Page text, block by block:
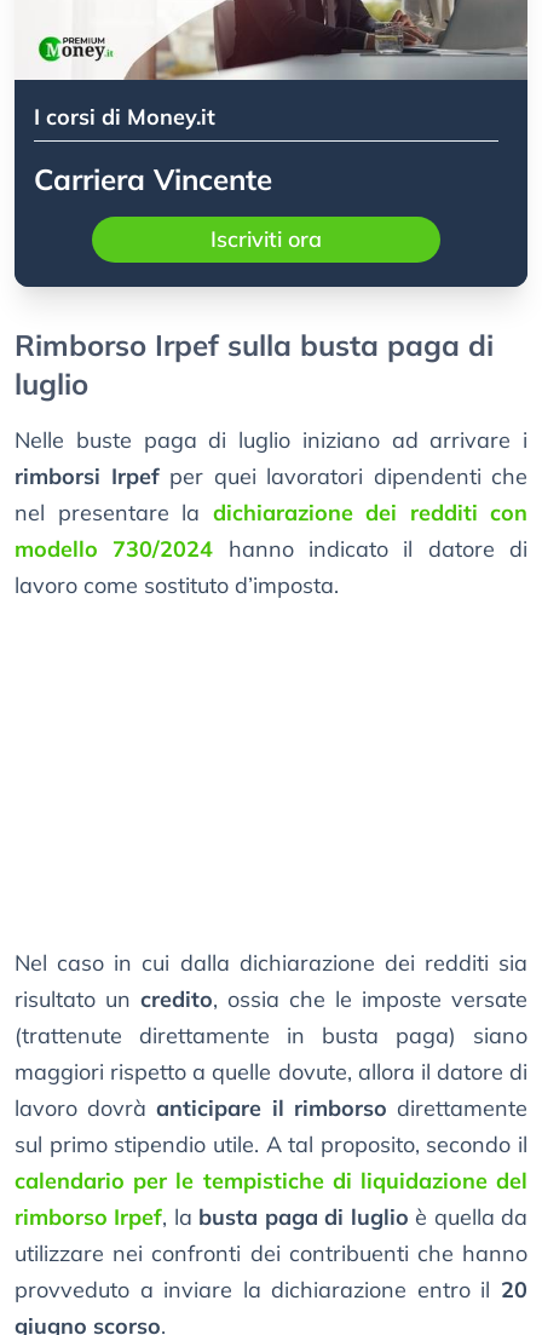
I corsi di Money.it
Carriera Vincente
Iscriviti ora
Rimborso Irpef sulla busta paga di
luglio
Nelle buste paga di luglio iniziano ad arrivare i
rimborsi Irpefper quei lavoratori dipendenti che
nel presentare la dichiarazione dei redditi con
modello 730/2024 hanno indicato il datore di
lavoro come sostituto d’imposta.
Nel caso in cui dalla dichiarazione dei redditi sia
risultato un credito, ossia che le imposte versate
(trattenute direttamente in busta paga) siano
maggiori rispetto a quelle dovute, allora il datore di
lavoro dovràanticipare il rimborso direttamente
sul primo stipendio utile. A tal proposito, secondo il
calendario per le tempistiche di liquidazione del
rimborso Irpef, la busta paga di luglio è quella da
utilizzare nei confronti dei contribuenti che hanno
provveduto a inviare la dichiarazione entro il 20
giugno scorso.